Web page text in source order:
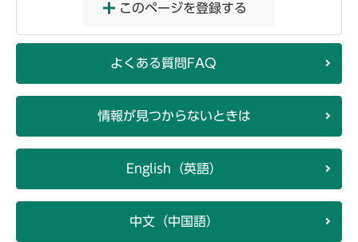
このページを登録する
よくある質問FAQ
情報が見つからないときは
English（英語）
中文（中国語）